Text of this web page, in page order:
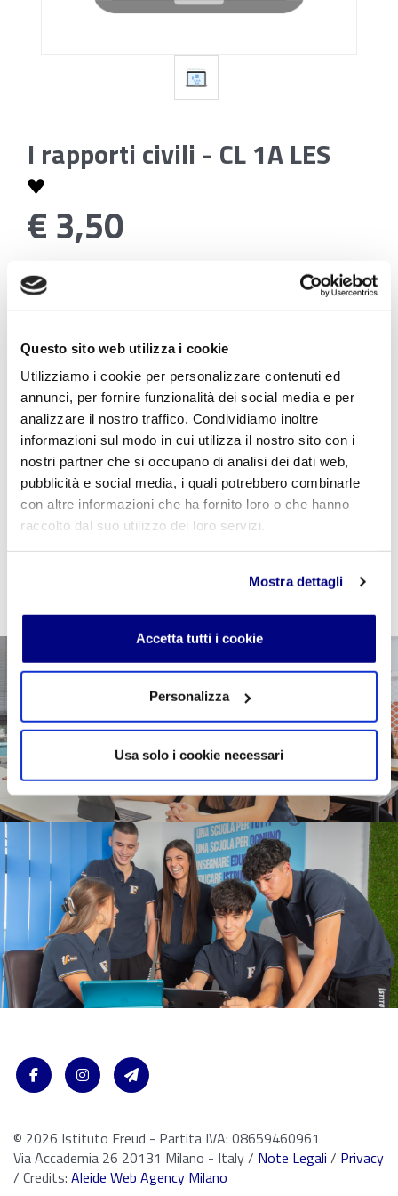
Questo sito web utilizza i cookie
Utilizziamo i cookie per personalizzare contenuti ed
annunci, per fornire funzionalità dei social media e per
analizzare il nostro traffico. Condividiamo inoltre
informazioni sul modo in cui utilizza il nostro sito con i
nostri partner che si occupano di analisi dei dati web,
pubblicità e social media, i quali potrebbero combinarle
con altre informazioni che ha fornito loro o che hanno
raccolto dal suo utilizzo dei loro servizi.
Mostra dettagli
Accetta tutti i cookie
Personalizza
Usa solo i cookie necessari
I rapporti civili - CL 1A LES
€ 3,50
Codice:
Se sei studente della scuola utilizza il coupon
"CPVIDEOPILLOLA" in fase di checkout per azzerare
il costo della VideoPillola
AGGIUNGI AL CARRELLO
© 2026 Istituto Freud - Partita IVA: 08659460961
Via Accademia 26 20131 Milano - Italy / Note Legali / Privacy
/ Credits: Aleide Web Agency Milano